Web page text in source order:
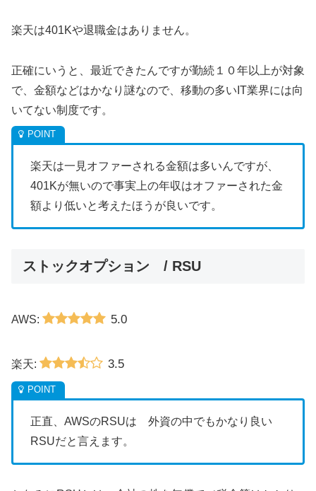
楽天は401Kや退職金はありません。
正確にいうと、最近できたんですが勤続１０年以上が対象
で、金額などはかなり謎なので、移動の多いIT業界には向
いてない制度です。
楽天は一見オファーされる金額は多いんですが、
401Kが無いので事実上の年収はオファーされた金
額より低いと考えたほうが良いです。
ストックオプション / RSU
AWS: 5.0
楽天: 3.5
正直、AWSのRSUは 外資の中でもかなり良い
RSUだと言えます。